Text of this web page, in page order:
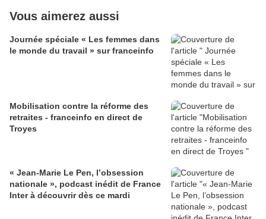
Vous aimerez aussi
Journée spéciale « Les femmes dans
le monde du travail » sur franceinfo
Mobilisation contre la réforme des
retraites - franceinfo en direct de
Troyes
« Jean-Marie Le Pen, l’obsession
nationale », podcast inédit de France
Inter à découvrir dès ce mardi